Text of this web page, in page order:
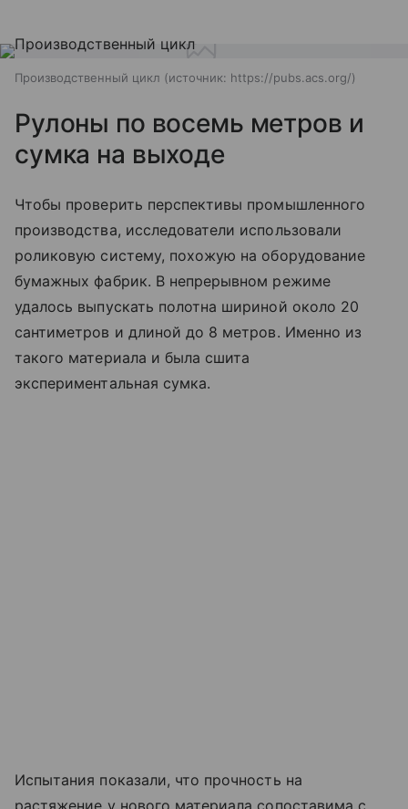
Производственный цикл источник: https://pubs.acs.org/
Рулоны по восемь метров и
сумка на выходе
Чтобы проверить перспективы промышленного
производства, исследователи использовали
роликовую систему, похожую на оборудование
бумажных фабрик. В непрерывном режиме
удалось выпускать полотна шириной около 20
сантиметров и длиной до 8 метров. Именно из
такого материала и была сшита
экспериментальная сумка.
Испытания показали, что прочность на
растяжение у нового материала сопоставима с